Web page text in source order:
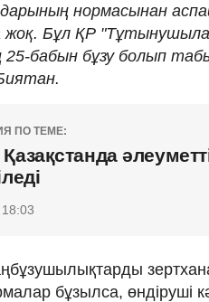
нормасынан
жоқ. Бұл ҚР
бабын бұзу болып
ПО ТЕМЕ:
бұзылса, өндіруші